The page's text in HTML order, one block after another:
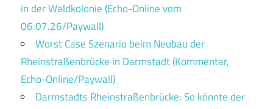
in der Waldkolonie (Echo-Online vom
06.07.26/Paywall)
Worst Case Szenario beim Neubau der
Rheinstraßenbrücke in Darmstadt (Kommentar,
Echo-Online/Paywall)
Darmstadts Rheinstraßenbrücke: So könnte der